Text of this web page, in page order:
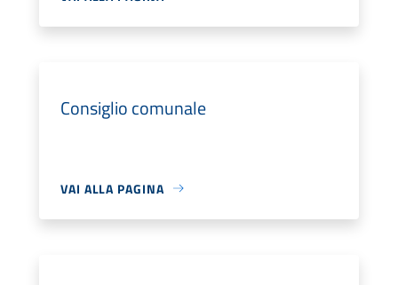
Consiglio comunale
VAI ALLA PAGINA